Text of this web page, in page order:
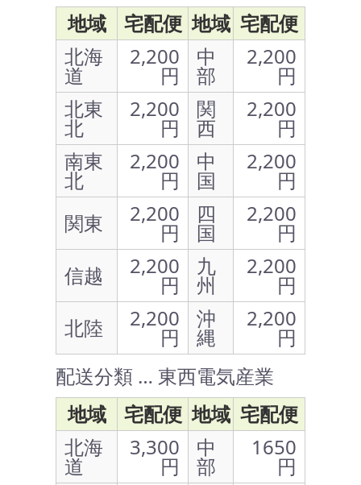
地域
宅配便 地域 宅配便
北海
道
2,200
円
中
部
2,200
円
北東
北
2,200
円
関
西
2,200
円
南東
北
2,200
円
中
国
2,200
円
関東
2,200
円
四
国
2,200
円
信越
2,200
円
九
州
2,200
円
北陸
2,200
円
沖
縄
2,200
円
配送分類 … 東西電気産業
地域
宅配便 地域 宅配便
北海
道
3,300
円
中
部
1650
円